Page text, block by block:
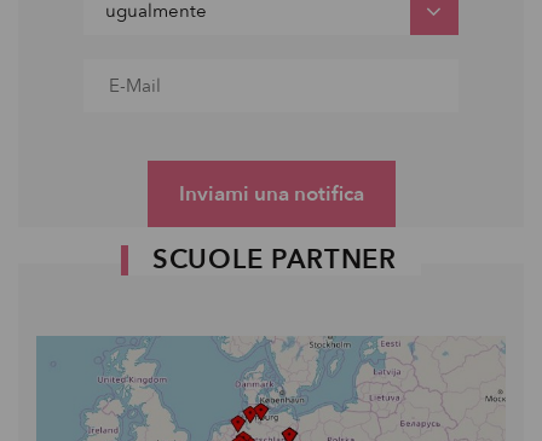
Inviami una notifica
SCUOLE PARTNER